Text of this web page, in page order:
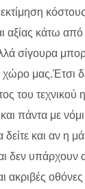
εκτίμηση
αξίας κάτω
σίγουρα
χώρο μας.Έτσι
του τεχνικού
πάντα με
και αν η
δεν υπάρχουν
ακριβές οθόνες